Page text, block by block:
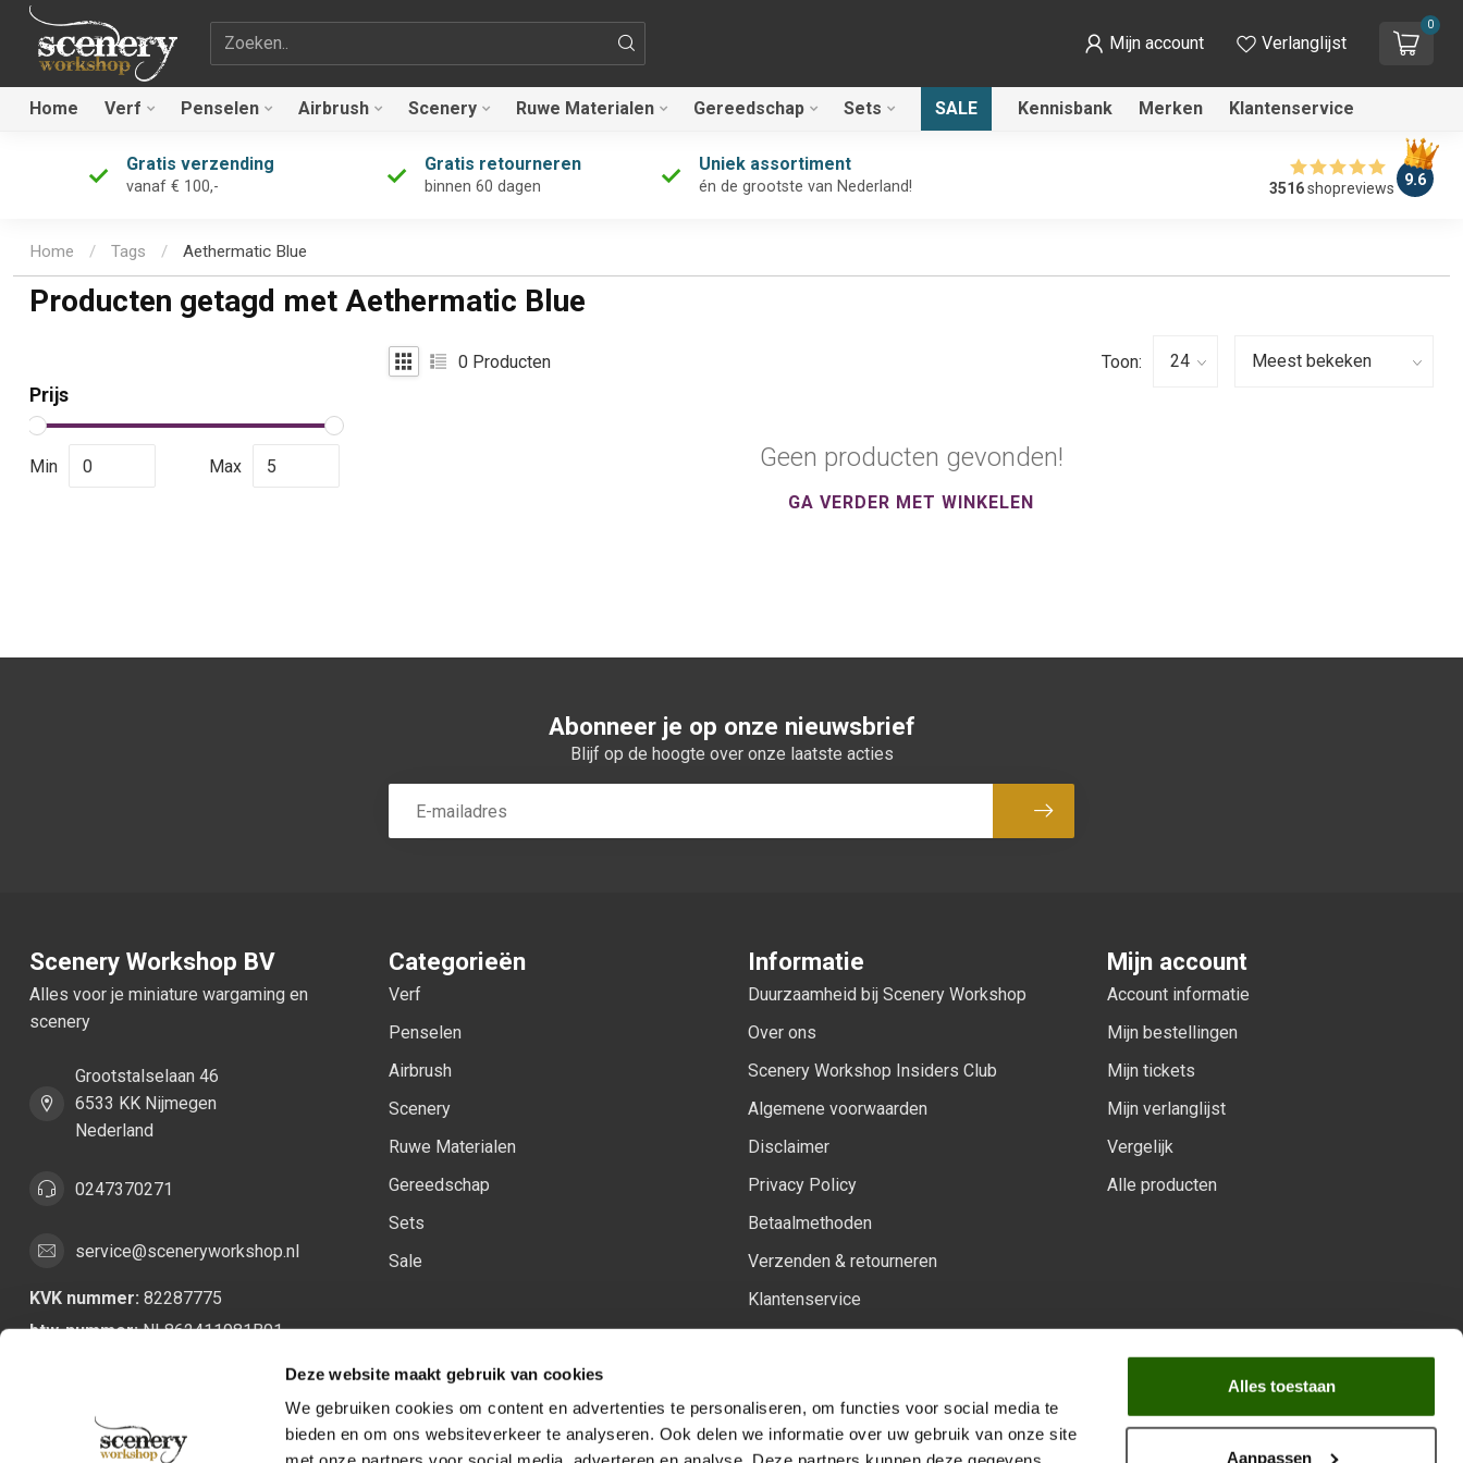
Deze website maakt gebruik van cookies
We gebruiken cookies om content en advertenties te personaliseren, om functies voor social media te
bieden en om ons websiteverkeer te analyseren. Ook delen we informatie over uw gebruik van onze site
Alles toestaan
Aanpassen
Zoekterm Mijn account Verlanglijst
0
Home Verf Penselen Airbrush Scenery Ruwe Materialen Gereedschap Sets SALE Kennisbank Merken Klantenservice
Gratis verzending
vanaf € 100,-
Gratis retourneren
binnen 60 dagen
Uniek assortiment
én de grootste van Nederland! 3516shopreviews 9.6
Home / Tags / Aethermatic Blue
Producten getagd met Aethermatic Blue
Prijs
Min Max
0 Producten Toon:
Geen producten gevonden!
GA VERDER MET WINKELEN
Abonneer je op onze nieuwsbrief
Blijf op de hoogte over onze laatste acties
Abonneer
Scenery Workshop BV
Alles voor je miniature wargaming en
scenery
Grootstalselaan 46
6533 KK Nijmegen
Nederland
0247370271
service@sceneryworkshop.nl
KVK nummer: 82287775
btw-nummer:NL862411981B01
Categorieën
Verf
Penselen
Airbrush
Scenery
Ruwe Materialen
Gereedschap
Sets
Sale
Informatie
Duurzaamheid bij Scenery Workshop
Over ons
Scenery Workshop Insiders Club
Algemene voorwaarden
Disclaimer
Privacy Policy
Betaalmethoden
Verzenden & retourneren
Klantenservice
Mijn account
Account informatie
Mijn bestellingen
Mijn tickets
Mijn verlanglijst
Vergelijk
Alle producten